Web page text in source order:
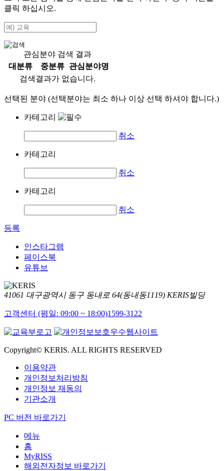
클릭 하십시오.
관심분야 검색 결과
대분류
중분류
관심분야명
검색결과가 없습니다.
선택된 분야 (선택분야는 최소 하나 이상 선택 하셔야 합니다.)
카테고리
취소
카테고리
취소
카테고리
취소
등록
인스타그램
페이스북
유튜브
41061 대구광역시 동구 동내로 64(동내동1119) KERIS빌딩
고객센터 (평일: 09:00 ~ 18:00)1599-3122
Copyright© KERIS. ALL RIGHTS RESERVED
이용약관
개인정보처리방침
개인정보 재동의
기관소개
PC 버전 바로가기
메뉴
홈
MyRISS
해외전자정보 바로가기